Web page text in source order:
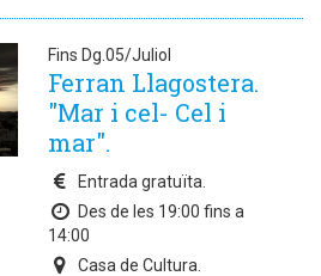
Fins Dg.05/Juliol
Ferran Llagostera.
"Mar i cel- Cel i
mar".
Entrada gratuïta.
Des de les 19:00 fins a
14:00
Casa de Cultura.